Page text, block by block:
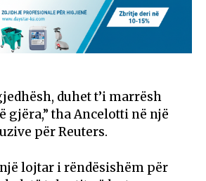
duhet t’i marrësh
gjëra,” tha Ancelotti në një
për Reuters.
lojtar i rëndësishëm për